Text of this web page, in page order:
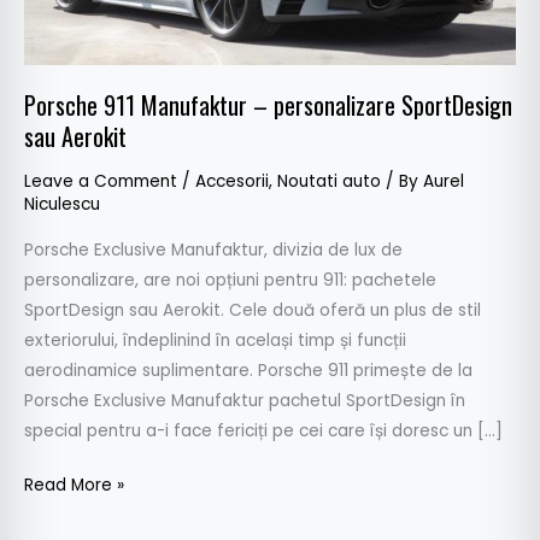
Porsche 911 Manufaktur – personalizare SportDesign
sau Aerokit
Leave a Comment / Accesorii, Noutati auto / By Aurel
Niculescu
Porsche Exclusive Manufaktur, divizia de lux de
personalizare, are noi opțiuni pentru 911: pachetele
SportDesign sau Aerokit. Cele două oferă un plus de stil
exteriorului, îndeplinind în același timp și funcții
aerodinamice suplimentare. Porsche 911 primește de la
Porsche Exclusive Manufaktur pachetul SportDesign în
special pentru a-i face fericiți pe cei care își doresc un […]
Aerokit
Read More »